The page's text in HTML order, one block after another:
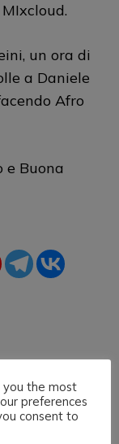
un ora di
a Daniele
Afro
e Buona
you the most
preferences
consent to